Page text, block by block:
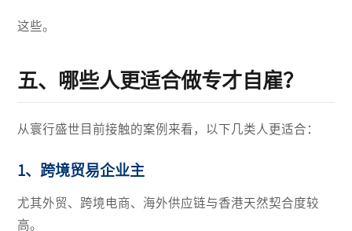
这些。
五、哪些人更适合做专才自雇？
从寰行盛世目前接触的案例来看，以下几类人更适合：
1、跨境贸易企业主
尤其外贸、跨境电商、海外供应链与香港天然契合度较
高。